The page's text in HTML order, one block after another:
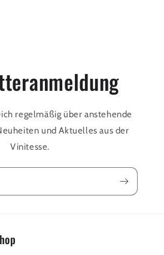
regelmäßig über anstehende
und Aktuelles aus der
Vinitesse.